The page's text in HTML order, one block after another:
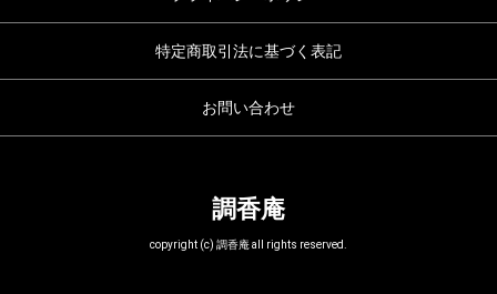
特定商取引法に基づく表記
お問い合わせ
調香庵
copyright (c) 調香庵 all rights reserved.